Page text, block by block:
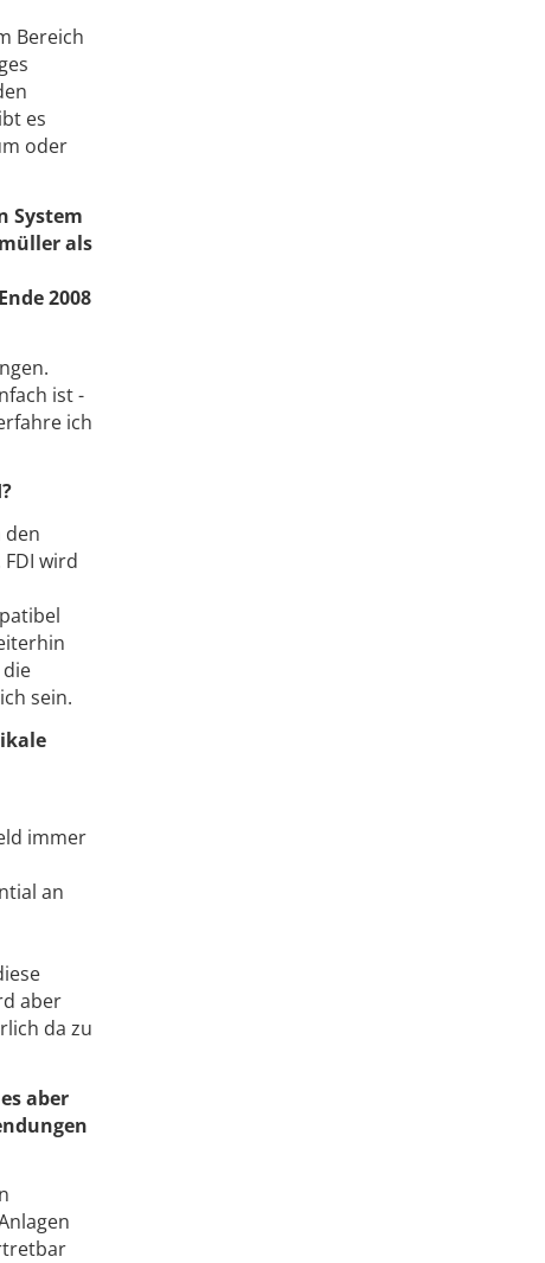
Bereich
es
oder
System
als
2008
ist -
ich
den
wird
sein.
immer
an
aber
da zu
aber